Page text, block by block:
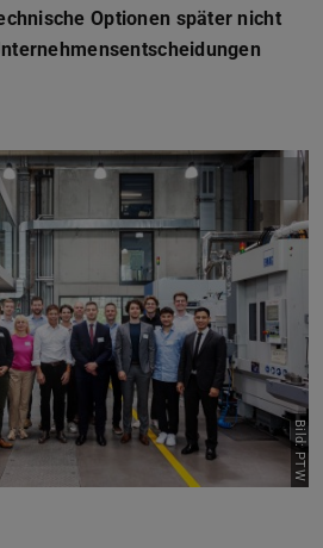
Optionen später nicht
Bild: PTW